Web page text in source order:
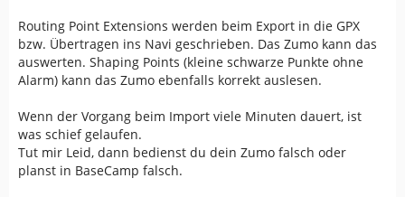
Routing Point Extensions werden beim Export in die GPX
bzw. Übertragen ins Navi geschrieben. Das Zumo kann das
auswerten. Shaping Points (kleine schwarze Punkte ohne
Alarm) kann das Zumo ebenfalls korrekt auslesen.
Wenn der Vorgang beim Import viele Minuten dauert, ist
was schief gelaufen.
Tut mir Leid, dann bedienst du dein Zumo falsch oder
planst in BaseCamp falsch.